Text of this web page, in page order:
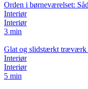
Orden i børneværelset:
Interiør
Interiør
3 min
Glat og slidstærkt træværk
Interiør
Interiør
5 min